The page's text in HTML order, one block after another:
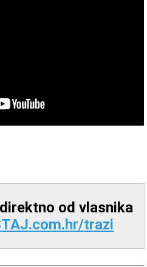
od vlasnika
trazi